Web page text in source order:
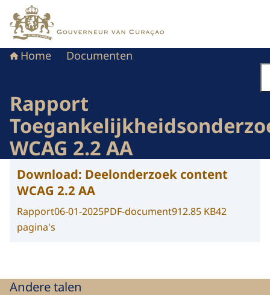
Naar de homepage van Gouverneur van Curaçao
Home Documenten
Rapport
WCAG 2.2 AA
Download: Deelonderzoek content
WCAG 2.2 AA
Rapport06-01-2025PDF-document912.85 KB42
pagina's
Andere talen